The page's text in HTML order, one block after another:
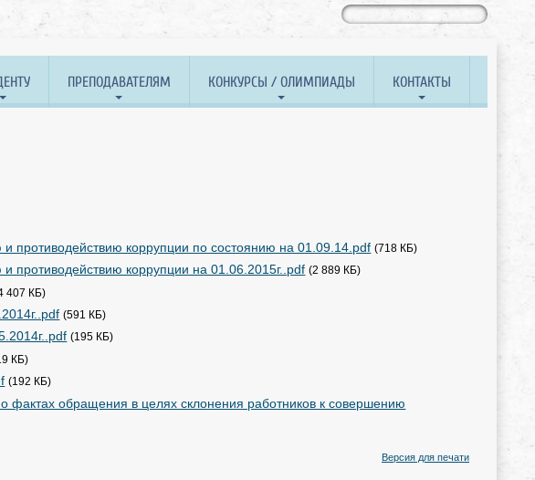
ПРЕПОДАВАТЕЛЯМ КОНКУРСЫ / ОЛИМПИАДЫ КОНТАКТЫ
коррупции по состоянию на 01.09.14.pdf (718 КБ)
коррупции на 01.06.2015г..pdf (2 889 КБ)
407 КБ)
(591 КБ)
(195 КБ)
КБ)
(192 КБ)
фактах обращения в целях склонения работников к совершению
Версия для печати